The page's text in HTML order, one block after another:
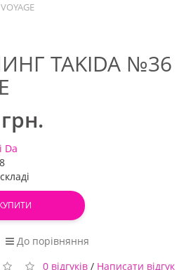
TAKIDA №36
Da
До порівняння
0 відгуків/ Написати відгук